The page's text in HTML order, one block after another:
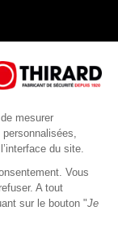
mesurer
du site.
Vous
A tout
sur le bouton "Je